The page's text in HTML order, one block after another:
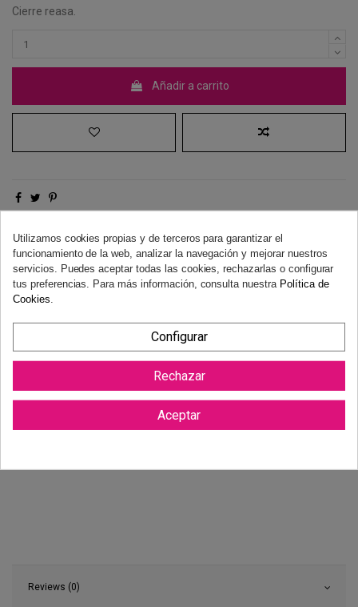
Cierre reasa.
Añadir a carrito
Derecho de desistimiento
Dispones de 14 días naturales para desistir de tu compra, sin
necesidad de justificación.Más información
Reviews (0)
Utilizamos cookies propias y de terceros para garantizar el
funcionamiento de la web, analizar la navegación y mejorar nuestros
servicios. Puedes aceptar todas las cookies, rechazarlas o configurar
tus preferencias. Para más información, consulta nuestra Política de
Cookies
Configurar
Rechazar
Aceptar